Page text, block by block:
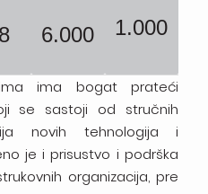
8 6.000 1.000
ima bogat prateći
se sastoji od stručnih
novih tehnologija i
je i prisustvo i podrška
organizacija, pre